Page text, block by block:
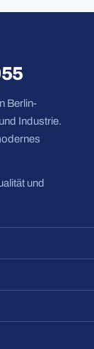
Berlin-
Industrie.
und